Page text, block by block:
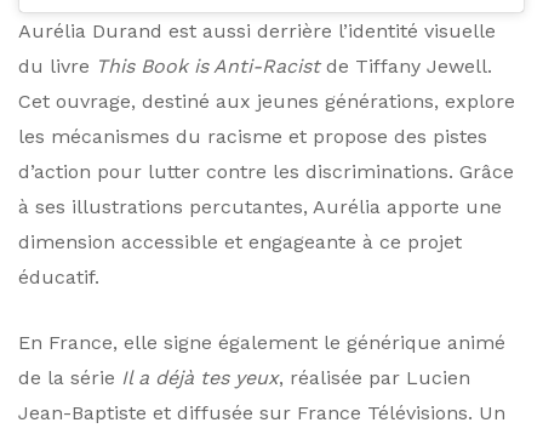
Aurélia Durand est aussi derrière l’identité visuelle
du livre This Book is Anti-Racistde Tiffany Jewell.
Cet ouvrage, destiné aux jeunes générations, explore
les mécanismes du racisme et propose des pistes
d’action pour lutter contre les discriminations. Grâce
à ses illustrations percutantes, Aurélia apporte une
dimension accessible et engageante à ce projet
éducatif.
En France, elle signe également le générique animé
de la série Il a déjà tes yeux, réalisée par Lucien
Jean-Baptiste et diffusée sur France Télévisions. Un